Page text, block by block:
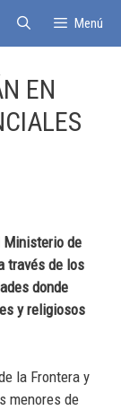
Menú
EN
Ministerio de
través de los
donde
y religiosos
la Frontera y
menores de